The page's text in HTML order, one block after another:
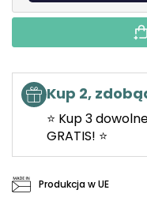
Kup 2,
⭐ Kup 3
GRATIS! ⭐
Produkcja w UE